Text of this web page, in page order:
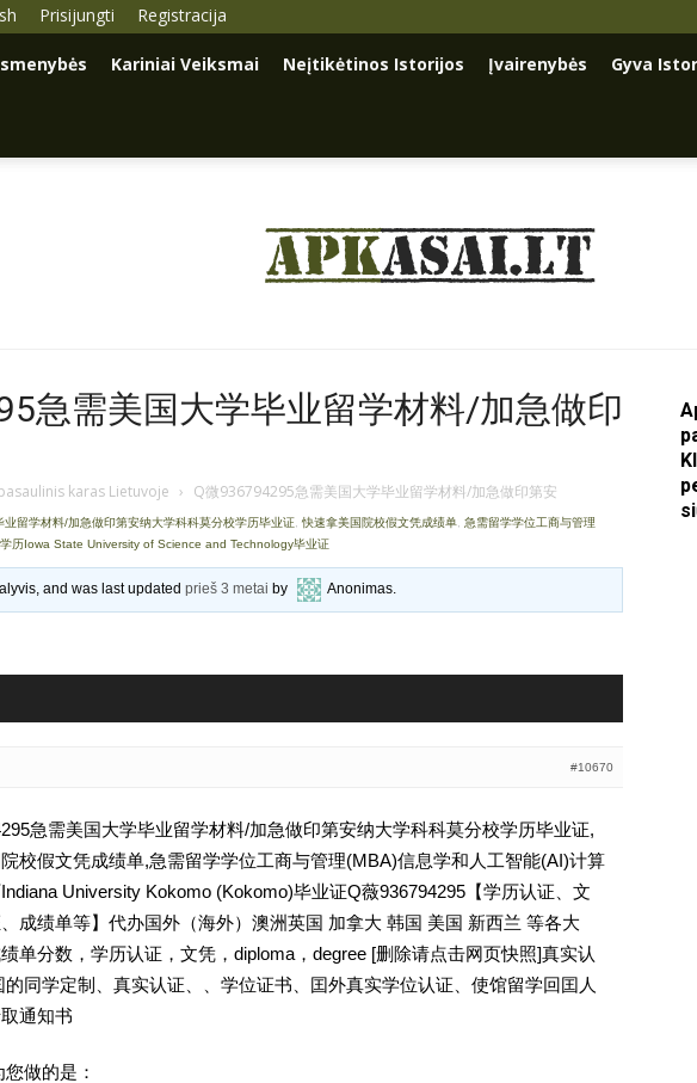
Prisijungti Registracija
Kariniai Veiksmai Neįtikėtinos Istorijos Įvairenybės Gyva
急需美国大学毕业留学材料/加急做印
karas Lietuvoje › Q微936794295急需美国大学毕业留学材料/加急做印第安
留学材料/加急做印第安纳大学科科莫分校学历毕业证 快速拿美国院校假文凭成绩单 急需留学学位工商与管理
历Iowa State University of Science and Technology毕业证
and was last updatedprieš 3 metai by Anonimas.
#10670
急需美国大学毕业留学材料/加急做印第安纳大学科科莫分校学历毕业证,
校假文凭成绩单,急需留学学位工商与管理(MBA)信息学和人工智能(AI)计算
University Kokomo (Kokomo)毕业证Q薇936794295【学历认证、文
成绩单等】代办国外（海外）澳洲英国 加拿大 韩国 美国 新西兰 等各大
单分数，学历认证，文凭，diploma，degree [删除请点击网页快照]真实认
的同学定制、真实认证、、学位证书、囯外真实学位认证、使馆留学回囯人
通知书
做的是：